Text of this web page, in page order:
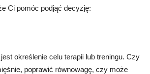
Ci pomóc podjąć decyzję:
określenie celu terapii lub treningu. Czy
poprawić równowagę, czy może